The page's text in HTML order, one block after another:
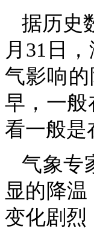
据历史
月31日
气影响
早，一般
看一般是
气象专
显的降
变化剧烈